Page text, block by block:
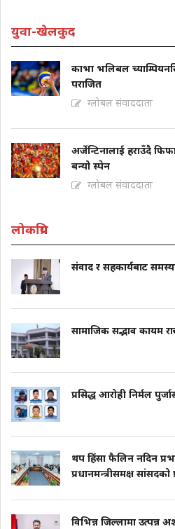
युवा-खेलकुद
काभा भलिबल
पराजित
ग्लोबल संवाददाता
अर्जेन्टिनालाई हराउँदै
बन्यो स्पेन
ग्लोबल संवाददाता
लोकप्रिय
संवाद र सहकार्यबाट
सामाजिक सद्भाव कायम
प्रसिद्ध आरोही निर्मल
थप हिंसा फैलिन नदिन
प्रधानमन्त्रीसमक्ष सांसदको
विभिन्न जिल्लामा उत्पन्न